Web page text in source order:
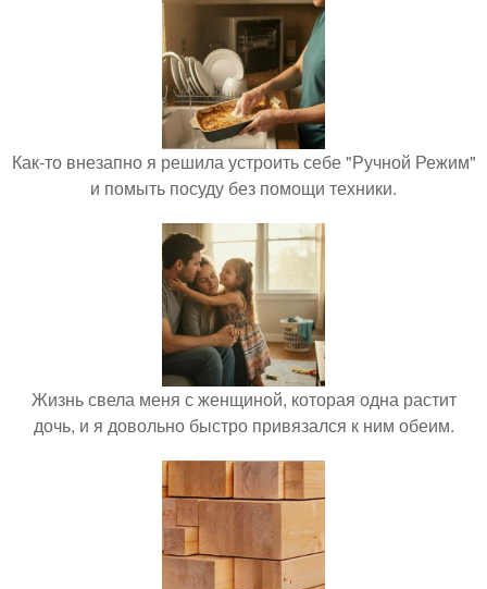
Как-то внезапно я решила устроить себе "Ручной Режим"
и помыть посуду без помощи техники.
Жизнь свела меня с женщиной, которая одна растит
дочь, и я довольно быстро привязался к ним обеим.